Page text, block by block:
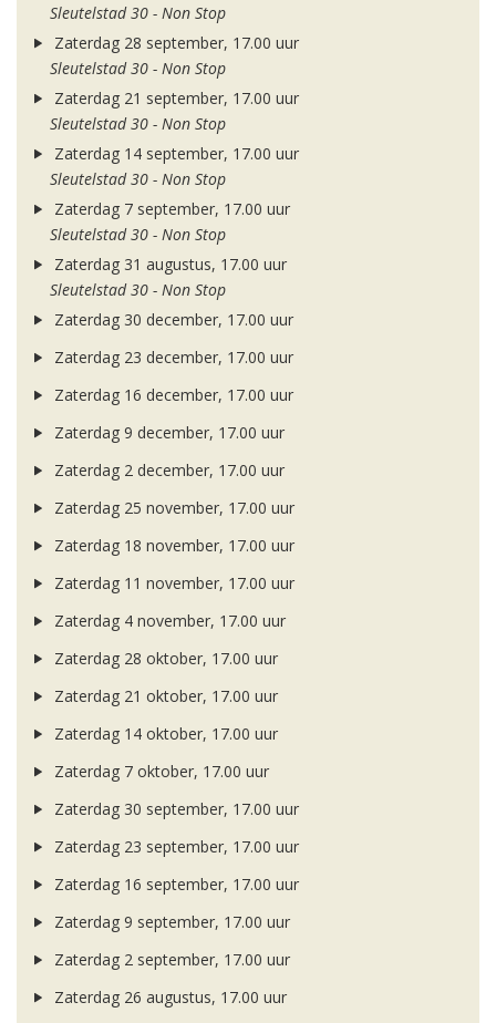
Sleutelstad 30 - Non Stop
Zaterdag 28 september, 17.00 uur
Sleutelstad 30 - Non Stop
Zaterdag 21 september, 17.00 uur
Sleutelstad 30 - Non Stop
Zaterdag 14 september, 17.00 uur
Sleutelstad 30 - Non Stop
Zaterdag 7 september, 17.00 uur
Sleutelstad 30 - Non Stop
Zaterdag 31 augustus, 17.00 uur
Sleutelstad 30 - Non Stop
Zaterdag 30 december, 17.00 uur
Zaterdag 23 december, 17.00 uur
Zaterdag 16 december, 17.00 uur
Zaterdag 9 december, 17.00 uur
Zaterdag 2 december, 17.00 uur
Zaterdag 25 november, 17.00 uur
Zaterdag 18 november, 17.00 uur
Zaterdag 11 november, 17.00 uur
Zaterdag 4 november, 17.00 uur
Zaterdag 28 oktober, 17.00 uur
Zaterdag 21 oktober, 17.00 uur
Zaterdag 14 oktober, 17.00 uur
Zaterdag 7 oktober, 17.00 uur
Zaterdag 30 september, 17.00 uur
Zaterdag 23 september, 17.00 uur
Zaterdag 16 september, 17.00 uur
Zaterdag 9 september, 17.00 uur
Zaterdag 2 september, 17.00 uur
Zaterdag 26 augustus, 17.00 uur